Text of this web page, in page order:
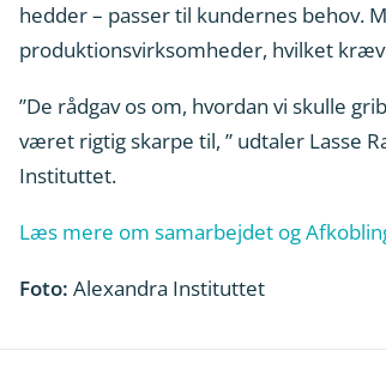
hedder – passer til kundernes behov.
produktionsvirksomheder, hvilket
”De rådgav os om, hvordan vi skulle
været rigtig skarpe til, ” udtaler Lasse
Instituttet.
Læs mere om samarbejdet og
Foto: Alexandra Instituttet